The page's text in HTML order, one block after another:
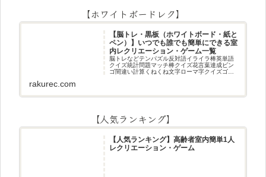
【ホワイトボードレク】
【脳トレ・黒板（ホワイトボード・紙と
ペン）】いつでも誰でも簡単にできる室
内レクリエーション・ゲーム一覧
脳トレなどテンパズル反対語イライラ棒英単語
クイズ統計問題マッチ棒クイズ花言葉達成ビン
ゴ間違い計算くねくね文字ローマ字クイズゴロ
rakurec.com
【人気ランキング】
【人気ランキング】高齢者室内簡単1人
レクリエーション・ゲーム